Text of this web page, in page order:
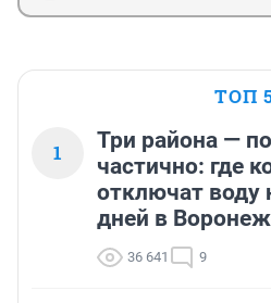
ТОП
1
Три района —
частично: где
отключат воду
дней в
36 641 9